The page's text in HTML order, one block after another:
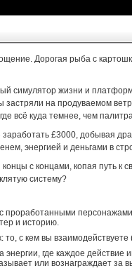
Дорогая рыба с
симулятор жизни и
на продуваемом
всё куда темнее, чем
£3000, добывая
энергией и деньгами в
с концами, копая путь к
систему?
проработанными
и историю.
то, с кем вы
энергии, где каждое
или вознаграждает за